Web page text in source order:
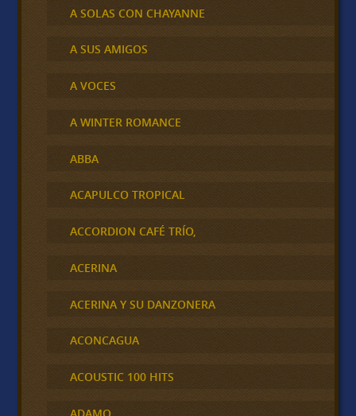
A SOLAS CON CHAYANNE
A SUS AMIGOS
A VOCES
A WINTER ROMANCE
ABBA
ACAPULCO TROPICAL
ACCORDION CAFÉ TRÍO,
ACERINA
ACERINA Y SU DANZONERA
ACONCAGUA
ACOUSTIC 100 HITS